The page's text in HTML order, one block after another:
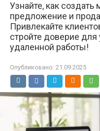
Узнайте, как
предложение и
Привлекайте
стройте доверие
удаленной работы!
Опубликовано: 21.09.2025